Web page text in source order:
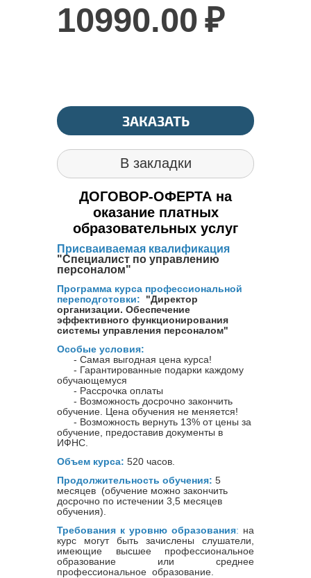
10990.00 ₽
ЗАКАЗАТЬ
В закладки
ДОГОВОР-ОФЕРТА на
оказание платных
образовательных услуг
Присваиваемая квалификация
"Специалист по управлению
персоналом"
Программа курса профессиональной
переподготовки:
"Директор
организации. Обеспечение
эффективного функционирования
системы управления персоналом"
Особые условия:
- Самая выгодная цена курса!
- Гарантированные подарки каждому
обучающемуся
- Рассрочка оплаты
- Возможность досрочно закончить
обучение. Цена обучения не меняется!
- Возможность вернуть 13% от цены за
обучение, предоставив документы в
ИФНС.
Объем курса: 520 часов.
Продолжительность обучения: 5
месяцев (обучение можно закончить
досрочно по истечении 3,5 месяцев
обучения).
Требования к уровню образования: на
курс могут быть зачислены слушатели,
имеющие высшее профессиональное
образование или среднее
профессиональное образование.